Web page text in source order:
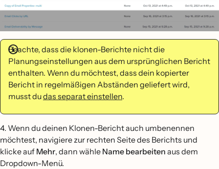
Beachte, dass die klonen-Berichte nicht die
Planungseinstellungen aus dem ursprünglichen Bericht
enthalten. Wenn du möchtest, dass dein kopierter
Bericht in regelmäßigen Abständen geliefert wird,
musst dudas separat einstellen.
4. Wenn du deinen Klonen-Bericht auch umbenennen
möchtest, navigiere zur rechten Seite des Berichts und
klicke auf Mehr, dann wähle Name bearbeiten aus dem
Dropdown-Menü.